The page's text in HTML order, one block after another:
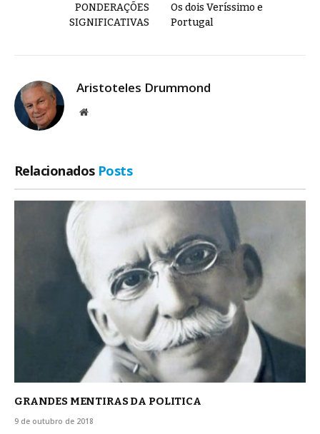
PONDERAÇÕES
SIGNIFICATIVAS
Os dois Veríssimo e
Portugal
Aristoteles Drummond
Site
Relacionados Posts
GRANDES MENTIRAS DA POLITICA
9 de outubro de 2018